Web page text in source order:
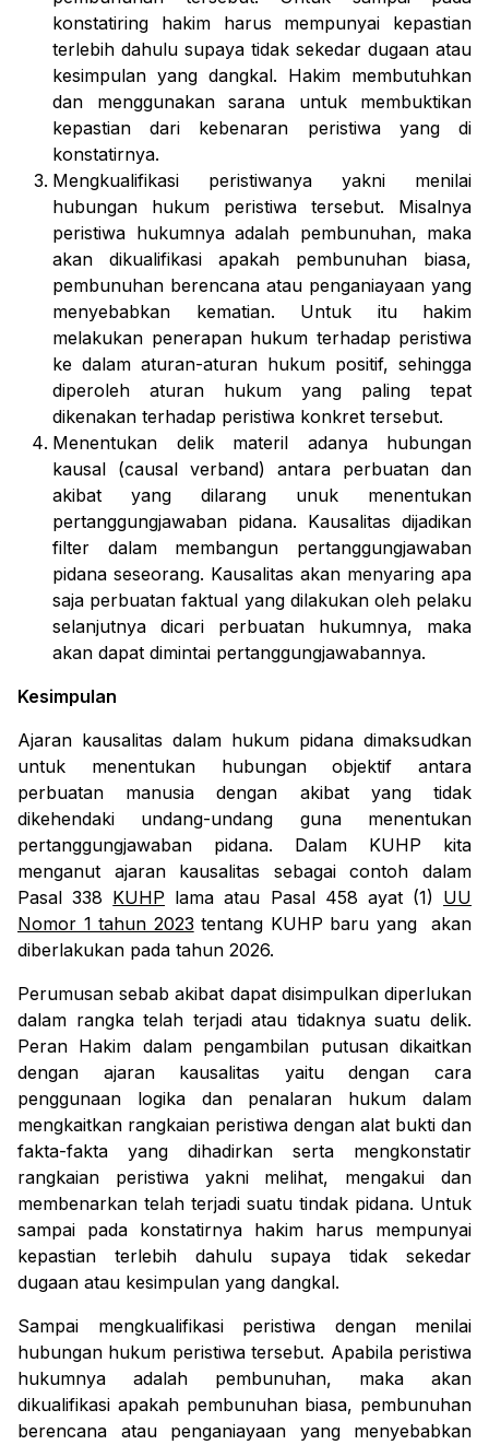
konstatiring hakim harus mempunyai kepastian
terlebih dahulu supaya tidak sekedar dugaan atau
kesimpulan yang dangkal. Hakim membutuhkan
dan menggunakan sarana untuk membuktikan
kepastian dari kebenaran peristiwa yang di
konstatirnya.
Mengkualifikasi peristiwanya yakni menilai
hubungan hukum peristiwa tersebut. Misalnya
peristiwa hukumnya adalah pembunuhan, maka
akan dikualifikasi apakah pembunuhan biasa,
pembunuhan berencana atau penganiayaan yang
menyebabkan kematian. Untuk itu hakim
melakukan penerapan hukum terhadap peristiwa
ke dalam aturan-aturan hukum positif, sehingga
diperoleh aturan hukum yang paling tepat
dikenakan terhadap peristiwa konkret tersebut.
Menentukan delik materil adanya hubungan
kausal (causal verband) antara perbuatan dan
akibat yang dilarang unuk menentukan
pertanggungjawaban pidana. Kausalitas dijadikan
filter dalam membangun pertanggungjawaban
pidana seseorang. Kausalitas akan menyaring apa
saja perbuatan faktual yang dilakukan oleh pelaku
selanjutnya dicari perbuatan hukumnya, maka
akan dapat dimintai pertanggungjawabannya.
Kesimpulan
Ajaran kausalitas dalam hukum pidana dimaksudkan
untuk menentukan hubungan objektif antara
perbuatan manusia dengan akibat yang tidak
dikehendaki undang-undang guna menentukan
pertanggungjawaban pidana. Dalam KUHP kita
menganut ajaran kausalitas sebagai contoh dalam
Pasal 338 KUHP lama atau Pasal 458 ayat (1) UU
Nomor 1 tahun 2023 tentang KUHP baru yang
akan
diberlakukan pada tahun 2026.
Perumusan sebab akibat dapat disimpulkan diperlukan
dalam rangka telah terjadi atau tidaknya suatu delik.
Peran Hakim dalam pengambilan putusan dikaitkan
dengan ajaran kausalitas yaitu dengan cara
penggunaan logika dan penalaran hukum dalam
mengkaitkan rangkaian peristiwa dengan alat bukti dan
fakta-fakta yang dihadirkan serta mengkonstatir
rangkaian peristiwa yakni melihat, mengakui dan
membenarkan telah terjadi suatu tindak pidana. Untuk
sampai pada konstatirnya hakim harus mempunyai
kepastian terlebih dahulu supaya tidak sekedar
dugaan atau kesimpulan yang dangkal.
Sampai mengkualifikasi peristiwa dengan menilai
hubungan hukum peristiwa tersebut. Apabila peristiwa
hukumnya adalah pembunuhan, maka akan
dikualifikasi apakah pembunuhan biasa, pembunuhan
berencana atau penganiayaan yang menyebabkan